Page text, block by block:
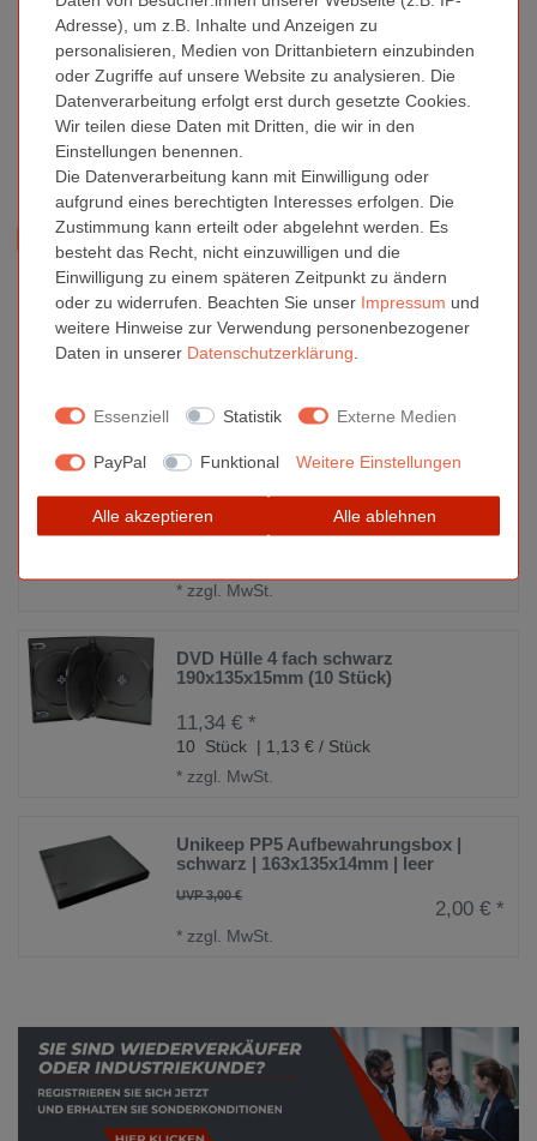
Shop netto exklusive gesetzlicher Mehrwertsteuer anzeigen lassen. Registrieren Sie
sich dazu bitte (zum Beispiel oben rechts im Shop oder beim Abschluß der ersten
Bestellung) und markieren Sie unbedingt bei Anrede "Firma". Dann erscheint unten
rechts ein Feld zur Eingabe Ihrer Umsatzsteuer Identnummer "USt-IdNr." Nach
Eingabe und Registrierung werden Ihnennach dem Einloggenautomatisch
Nettopreise ohne Mehrwertsteuer angezeigt.
Sind Sie Gewerbetreibender?
Lassen Sie sich die Preise
direkt online ohne MwSt. anzeigen. Bitte registrieren Sie sich
Für öffentliche Einrichtungen, Schulen oder ähnliche
Institutionenbieten wir auch den Kauf auf Rechnung an.
Ähnliche Artikel
CD Jewel Case 4-er | Professional |
transparent 10,5mm
*zzgl. MwSt.
DVD Hülle 4 fach schwarz
190x135x15mm (10 Stück)
11,34 € *
10 Stück | 1,13 € / Stück
* zzgl. MwSt.
Unikeep PP5 Aufbewahrungsbox |
schwarz | 163x135x14mm | leer
UVP 3,00 €
2,00 € *
* zzgl. MwSt.
Adresse), um z.B. Inhalte und Anzeigen zu
personalisieren, Medien von Drittanbietern einzubinden
oder Zugriffe auf unsere Website zu analysieren. Die
Datenverarbeitung erfolgt erst durch gesetzte Cookies.
Wir teilen diese Daten mit Dritten, die wir in den
Einstellungen benennen.
Die Datenverarbeitung kann mit Einwilligung oder
aufgrund eines berechtigten Interesses erfolgen. Die
Zustimmung kann erteilt oder abgelehnt werden. Es
besteht das Recht, nicht einzuwilligen und die
Einwilligung zu einem späteren Zeitpunkt zu ändern
oder zu widerrufen. Beachten Sie unser Impressum und
weitere Hinweise zur Verwendung personenbezogener
Daten in unserer Daten­schutz­erklärung
Essenziell Statistik Externe Medien
PayPal Funktional Weitere Einstellungen
Alle akzeptieren Alle ablehnen